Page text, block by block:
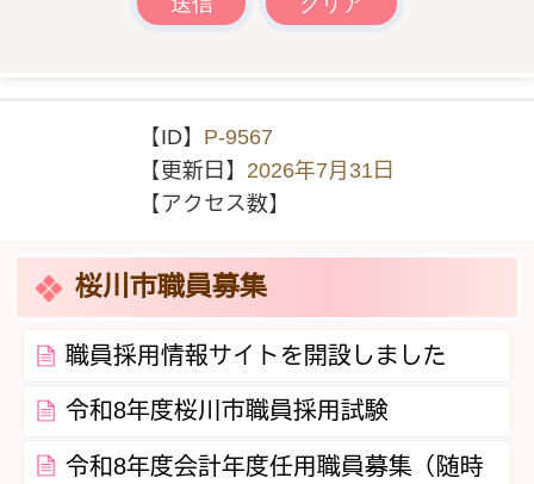
【ID】 P-9567
【更新日】 2026年7月31日
【アクセス数】
桜川市職員募集
職員採用情報サイトを開設しました
令和8年度桜川市職員採用試験
令和8年度会計年度任用職員募集（随時